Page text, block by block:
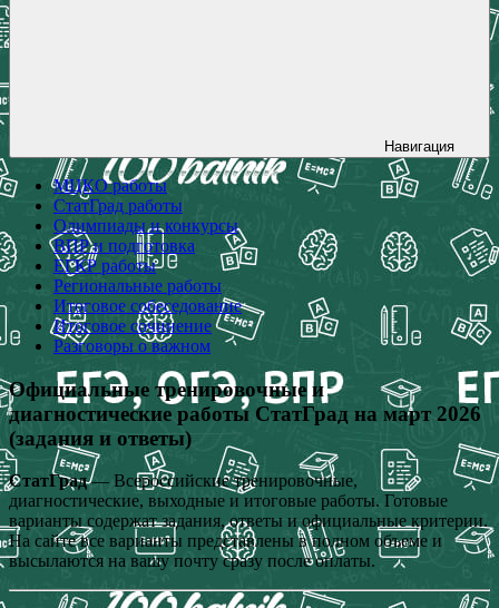
Навигация
МЦКО работы
СтатГрад работы
Олимпиады и конкурсы
ВПР и подготовка
ЕГКР работы
Региональные работы
Итоговое собеседование
Итоговое сочинение
Разговоры о важном
Официальные тренировочные и
диагностические работы СтатГрад на март 2026
(задания и ответы)
СтатГрад— Всероссийские тренировочные,
диагностические, выходные и итоговые работы. Готовые
варианты содержат задания, ответы и официальные критерии.
На сайте все варианты представлены в полном объеме и
высылаются на вашу почту сразу после оплаты.